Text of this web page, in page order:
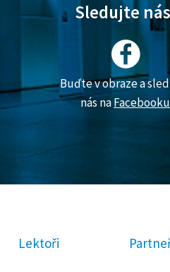
Sledujte
Buďte v obraze a
nás naFacebooku
Lektoři